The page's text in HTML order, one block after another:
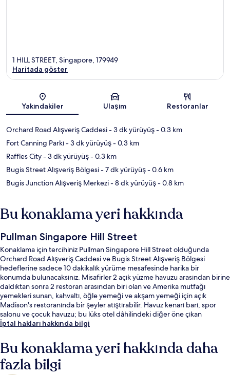
Harita
1 HILL STREET, Singapore, 179949
Haritada göster
Yakındakiler Ulaşım Restoranlar
Orchard Road Alışveriş Caddesi- 3 dk yürüyüş- 0.3 km
Fort Canning Parkı- 3 dk yürüyüş- 0.3 km
Raffles City- 3 dk yürüyüş- 0.3 km
Bugis Street Alışveriş Bölgesi- 7 dk yürüyüş- 0.6 km
Bugis Junction Alışveriş Merkezi- 8 dk yürüyüş- 0.8 km
Bu konaklama yeri hakkında
Pullman Singapore Hill Street
Konaklama için tercihiniz Pullman Singapore Hill Street olduğunda
Orchard Road Alışveriş Caddesi ve Bugis Street Alışveriş Bölgesi
hedeflerine sadece 10 dakikalık yürüme mesafesinde harika bir
konumda bulunacaksınız. Misafirler 2 açık yüzme havuzu arasından birine
daldıktan sonra 2 restoran arasından biri olan ve Amerika mutfağı
yemekleri sunan, kahvaltı, öğle yemeği ve akşam yemeği için açık
Madison's restoranında bir şeyler atıştırabilir. Havuz kenarı barı, spor
salonu ve çocuk havuzu; bu lüks otel dâhilindeki diğer öne çıkan
özellikler arasındadır. Misafirler yardıma hazır personel hakkında harika
dakikalık ve Bras Basah İstasyonu 6 dakikalık yürüme mesafesinde
bulunur.
İptal hakları hakkında bilgi
Bu konaklama yeri hakkında daha
fazla bilgi